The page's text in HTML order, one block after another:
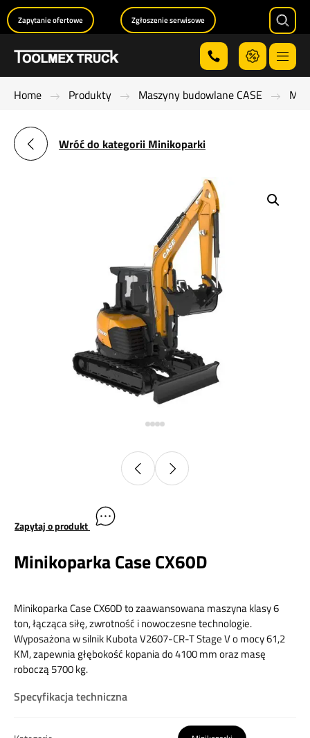
Menu
Zapytanie ofertowe Zgłoszenie serwisowe
Home Produkty Maszyny budowlane CASE
Wróć do kategorii Minikoparki
Zapytaj o produkt
Minikoparka Case CX60D
Minikoparka Case CX60D to zaawansowana maszyna klasy 6
ton, łącząca siłę, zwrotność i nowoczesne technologie.
Wyposażona w silnik Kubota V2607-CR-T Stage V o mocy 61,2
KM, zapewnia głębokość kopania do 4100 mm oraz masę
roboczą 5700 kg.
Specyfikacja techniczna